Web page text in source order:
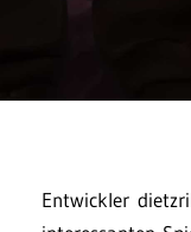
Entwickler